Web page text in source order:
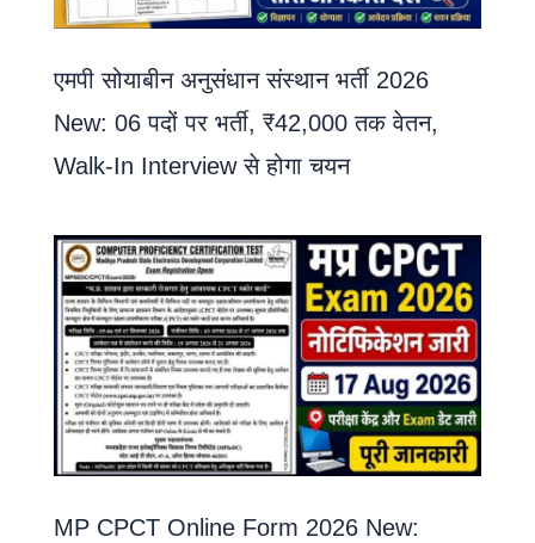
एमपी सोयाबीन अनुसंधान संस्थान भर्ती 2026
New: 06 पदों पर भर्ती, ₹42,000 तक वेतन,
Walk-In Interview से होगा चयन
MP CPCT Online Form 2026 New: